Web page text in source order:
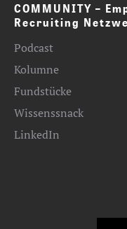
COMMUNITY –
Recruiting
Podcast
Kolumne
Fundstücke
Wissenssnack
LinkedIn